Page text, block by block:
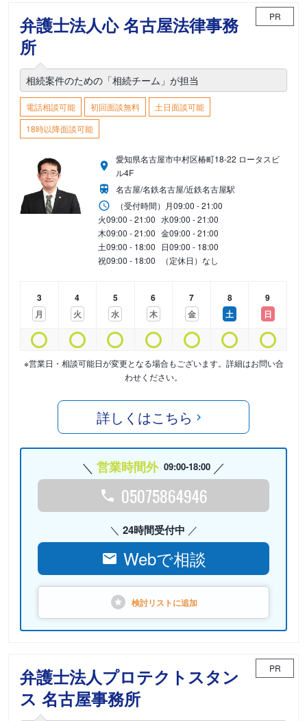
弁護士法人心 名古屋法律事務
所
PR
相続案件のための「相続チーム」が担当
電話相談可能 初回面談無料
土日面談可能
18時以降面談可能
愛知県名古屋市中村区椿町18-22 ロータスビ
ル4F
名古屋/名鉄名古屋/近鉄名古屋駅
（受付時間） 月09:00 - 21:00
火09:00 - 21:00 水09:00 - 21:00
木09:00 - 21:00 金09:00 - 21:00
土09:00 - 18:00 日09:00 - 18:00
祝09:00 - 18:00 （定休日）なし
3
月
4
火
5
水
6
木
7
金
8
土
9
日
※営業日・相談可能日が変更となる場合もございます。詳細はお問い合
わせください。
詳しくはこちら
営業時間外 09:00-18:00
05075864946
24時間受付中
Webで相談
検討リストに追加
弁護士法人プロテクトスタン
ス 名古屋事務所
PR